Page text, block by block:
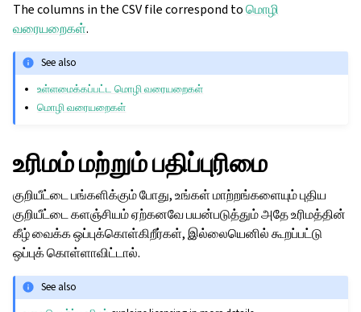
The columns in the CSV file correspond toமொழி
வரையறைகள்.
See also
உள்ளமைக்கப்பட்ட மொழி வரையறைகள்
மொழி வரையறைகள்
உரிமம் மற்றும் பதிப்புரிமை
குறியீட்டை பங்களிக்கும் போது, உங்கள் மாற்றங்களையும் புதிய
குறியீட்டை களஞ்சியம் ஏற்கனவே பயன்படுத்தும் அதே உரிமத்தின்
கீழ் வைக்க ஒப்புக்கொள்கிறீர்கள், இல்லையெனில் கூறப்பட்டு
ஒப்புக் கொள்ளாவிட்டால்.
See also